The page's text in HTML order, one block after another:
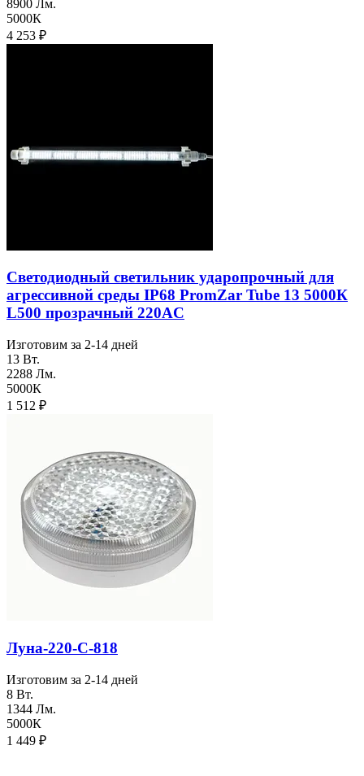
8900 Лм.
5000К
4 253 ₽
Светодиодный светильник ударопрочный для
агреcсивной среды IP68 PromZar Tube 13 5000К
L500 прозрачный 220AC
Изготовим за 2-14 дней
13 Вт.
2288 Лм.
5000К
1 512 ₽
Луна-220-С-818
Изготовим за 2-14 дней
8 Вт.
1344 Лм.
5000К
1 449 ₽